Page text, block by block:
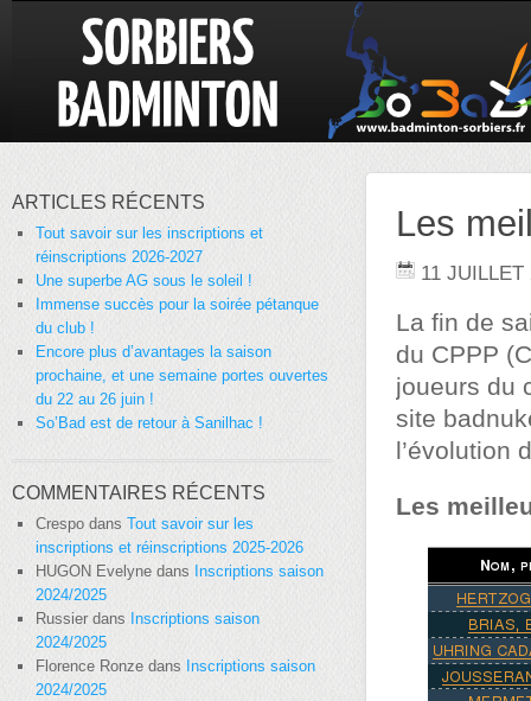
Les
11 JUILLET
La fin de
du CPPP
joueurs du
site
l’évolution
Les
ARTICLES RÉCENTS
Tout savoir sur les inscriptions et
réinscriptions 2026-2027
Une superbe AG sous le soleil !
Immense succès pour la soirée pétanque
du club !
Encore plus d’avantages la saison
prochaine, et une semaine portes ouvertes
du 22 au 26 juin !
So’Bad est de retour à Sanilhac !
COMMENTAIRES RÉCENTS
Crespo dans Tout savoir sur les
inscriptions et réinscriptions 2025-2026
HUGON Evelyne dans Inscriptions saison
2024/2025
Russierdans Inscriptions saison
2024/2025
Florence Ronze dans Inscriptions saison
2024/2025